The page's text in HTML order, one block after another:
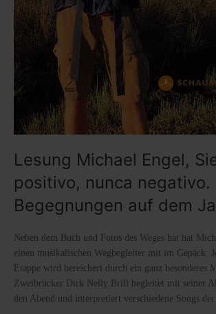
Lesung Michael Engel,
positivo, nunca negativo.
Begegnungen auf dem
Neben dem Buch und Fotos des Weges hat hat
einen musikalischen Wegbegleiter mit im Gepäck.
Etappe wird bereichert durch ein ganz besonderes
Zweibrücker Dirk Nelly Brill begleitet mit seiner
den Abend und interpretiert verschiedene Songs